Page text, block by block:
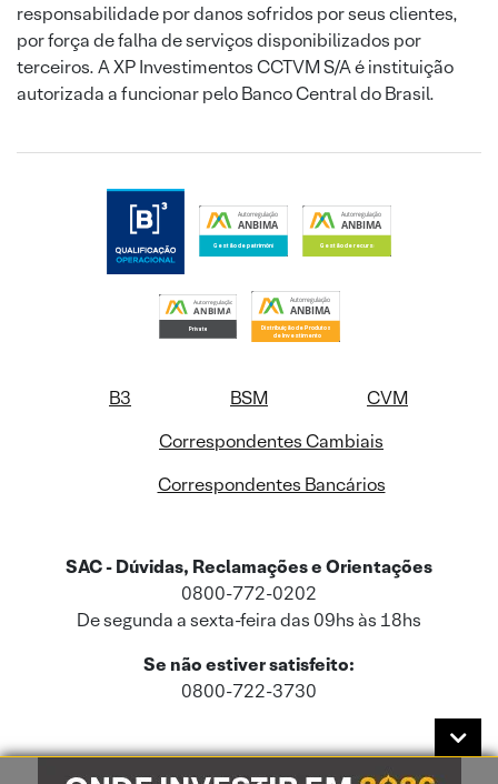
responsabilidade por danos sofridos por seus clientes,
por força de falha de serviços disponibilizados por
terceiros. A XP Investimentos CCTVM S/A é instituição
autorizada a funcionar pelo Banco Central do Brasil.
B3 BSM
CVM
Correspondentes Cambiais
Correspondentes Bancários
SAC - Dúvidas, Reclamações e Orientações
0800-772-0202
De segunda a sexta-feira das 09hs às 18hs
Se não estiver satisfeito:
0800-722-3730
Este site usa cookies e dados pessoais de acordo com a nossaPolítica de